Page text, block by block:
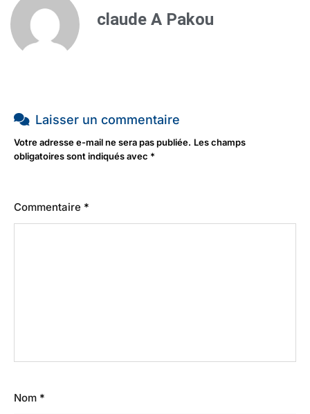
claude A Pakou
Laisser un commentaire
Votre adresse e-mail ne sera pas publiée. Les champs
obligatoires sont indiqués avec *
Commentaire *
Nom *